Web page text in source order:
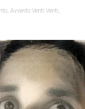
, Avvento Venti Venti,